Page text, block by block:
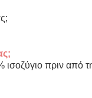
πριν από